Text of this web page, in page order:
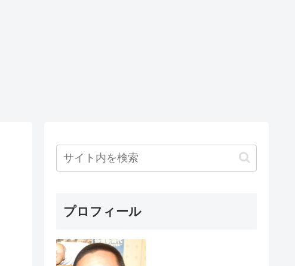
プロフィール